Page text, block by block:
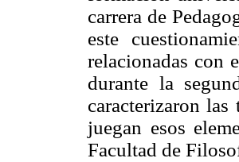
carrera de
este
relacionadas con
durante la
caracterizaron
juegan esos
Facultad de